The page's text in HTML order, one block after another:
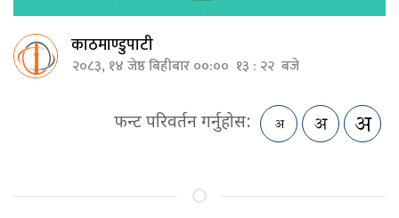
काठमाण्डुपाटी
२०८३, १४ जेष्ठ बिहीबार ००:०० १३ : २२ बजे
फन्ट परिवर्तन गर्नुहोस: